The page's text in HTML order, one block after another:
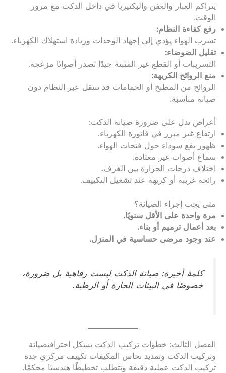
يتراكم الغبار والعفن والبكتيريا في داخل الدكت مع مرور
الوقت.
رفع كفاءة النظام:
تسرب الهواء يؤدي إلى إجهاد الوحدات وزيادة استهلاك الكهرباء.
تقليل الضوضاء:
التسريبات أو القطع غير المثبتة جيدًا تصدر أصواتًا مزعجة.
منع الروائح الكريهة:
الروائح من المطبخ أو الحمامات قد تنتقل عبر النظام دون
صيانة مناسبة.
أعراض تدل على ضرورة صيانة الدكت:
ارتفاع غير مبرر في فاتورة الكهرباء.
ظهور بقع سوداء حول فتحات الهواء.
سماع أصوات غير معتادة.
اختلاف درجات الحرارة بين الغرف.
رائحة غريبة أو كريهة عند تشغيل التكييف.
متى يجب إجراء الصيانة؟
مرة واحدة على الأقل سنويًا.
بعد أعمال ترميم أو بناء.
عند وجود مرضى حساسية في المنزل.
كلمة أخيرة: صيانة الدكت ليست رفاهية بل ضرورة،
خصوصًا في البيئات الحارة أو الرطبة.
الفصل الثالث: خطوات تركيب الدكت بشكل احترافيصيانة
وتركيب الدكت وتمديد نحاس المكيفات تكييف مركزي جدة
تركيب الدكت عملية دقيقة وتتطلب تخطيطًا هندسيًا محكمًا.